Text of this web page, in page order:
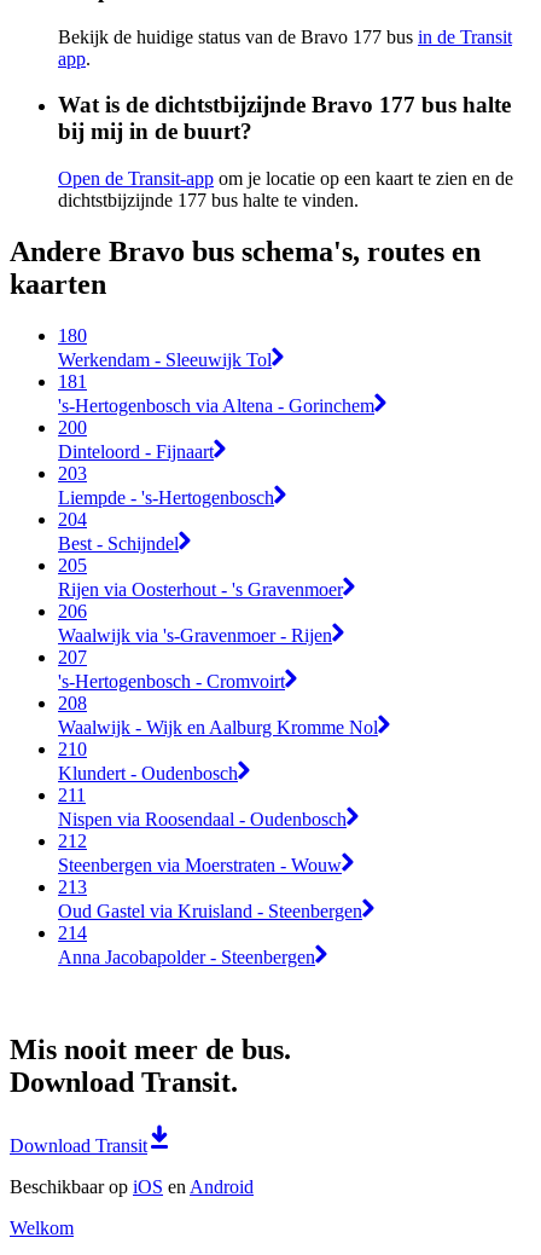
Bekijk de huidige status van de Bravo 177 bus in de Transit
app.
Wat is de dichtstbijzijnde Bravo 177 bus halte
bij mij in de buurt?
Open de Transit-app om je locatie op een kaart te zien en de
dichtstbijzijnde 177 bus halte te vinden.
Andere Bravo bus schema's, routes en
kaarten
180
Werkendam - Sleeuwijk Tol
181
's-Hertogenbosch via Altena - Gorinchem
200
Dinteloord - Fijnaart
203
Liempde - 's-Hertogenbosch
204
Best - Schijndel
205
Rijen via Oosterhout - 's Gravenmoer
206
Waalwijk via 's-Gravenmoer - Rijen
207
's-Hertogenbosch - Cromvoirt
208
Waalwijk - Wijk en Aalburg Kromme Nol
210
Klundert - Oudenbosch
211
Nispen via Roosendaal - Oudenbosch
212
Steenbergen via Moerstraten - Wouw
213
Oud Gastel via Kruisland - Steenbergen
214
Anna Jacobapolder - Steenbergen
Mis nooit meer de bus.
Download Transit.
Download Transit
Beschikbaar op iOS en Android
Welkom